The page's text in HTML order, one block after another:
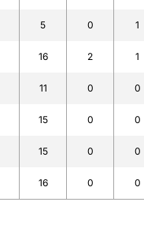
5 0 1
16 2 1
11 0 0
15 0 0
15 0 0
16 0 0